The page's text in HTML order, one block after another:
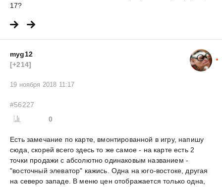
17?
myg12
[+214]
19 ноября 2018 11:17
#56227
0
Есть замечание по карте, вмонтированной в игру, напишу
сюда, скорей всего здесь то же самое - на карте есть 2
точки продажи с абсолютно одинаковым названием -
"восточный элеватор" кажись. Одна на юго-востоке, другая
на северо западе. В меню цен отображается только одна,